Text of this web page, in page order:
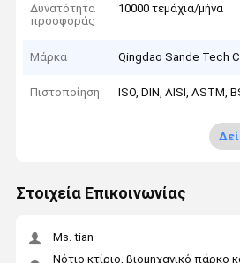
Δυνατότητα
προσφοράς
10000 τεμάχια/μήνα
Μάρκα Qingdao Sande Tech
Πιστοποίηση ISO, DIN, AISI, ASTM,
Στοιχεία Επικοινωνίας
Ms. tian
Νότιο κτίριο, βιομηχανικό πάρκο